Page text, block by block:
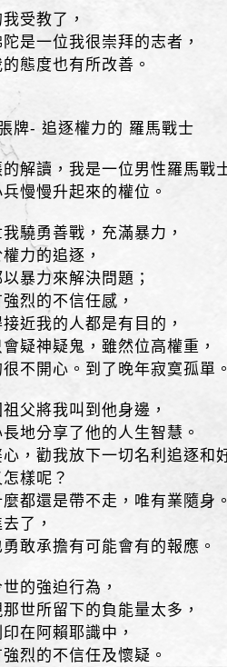
受教了，
是一位我很崇拜的志者，
態度也有所改善。
牌- 追逐權力的 羅馬戰士
的解讀，我是一位男性羅馬戰
慢慢升起來的權位。
驍勇善戰，充滿暴力，
力的追逐，
暴力來解決問題；
烈的不信任感，
近我的人都是有目的，
疑神疑鬼，雖然位高權重，
很不開心。到了晚年寂寞孤單
父將我叫到他身邊，
地分享了他的人生智慧。
心，勸我放下一切名利追逐和
樣呢？
麼都還是帶不走，唯有業隨身
了，
敢承擔有可能會有的報應。
的強迫行為，
世所留下的負能量太多，
在阿賴耶識中，
烈的不信任及懷疑。